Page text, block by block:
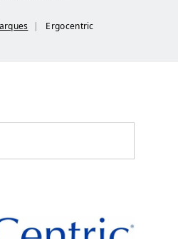
Ergocentric